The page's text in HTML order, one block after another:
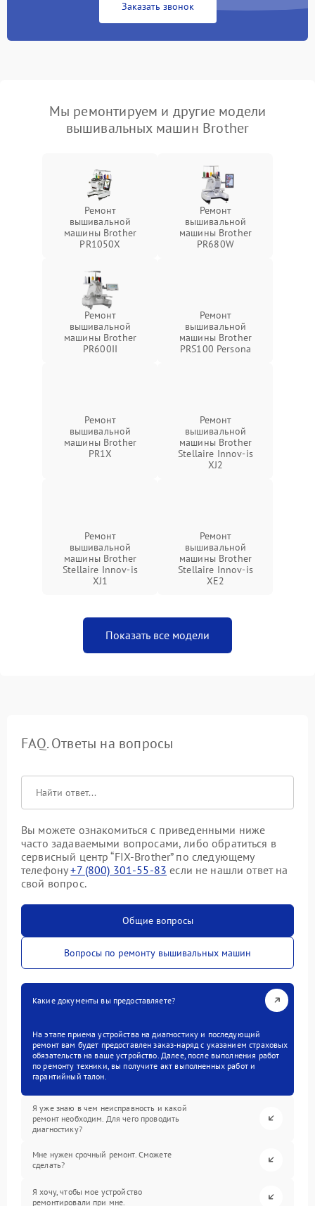
Заказать звонок
Мы ремонтируем и другие модели
вышивальных машин Brother
Ремонт
вышивальной
машины Brother
PR1050X
Ремонт
вышивальной
машины Brother
PR680W
Ремонт
вышивальной
машины Brother
PR600II
Ремонт
вышивальной
машины Brother
PRS100 Persona
Ремонт
вышивальной
машины Brother
PR1X
Ремонт
вышивальной
машины Brother
Stellaire Innov-is
XJ2
Ремонт
вышивальной
машины Brother
Stellaire Innov-is
XJ1
Ремонт
вышивальной
машины Brother
Stellaire Innov-is
XE2
Показать все модели
FAQ. Ответы на вопросы
Вы можете ознакомиться с приведенными ниже
часто задаваемыми вопросами, либо обратиться в
сервисный центр “FIX-Brother” по следующему
телефону+7 (800) 301-55-83 если не нашли ответ на
свой вопрос.
Общие вопросы
Вопросы по ремонту вышивальных машин
Какие документы вы предоставляете?
На этапе приема устройства на диагностику и последующий
ремонт вам будет предоставлен заказ-наряд с указанием страховых
обязательств на ваше устройство. Далее, после выполнения работ
по ремонту техники, вы получите акт выполненных работ и
гарантийный талон.
Я уже знаю в чем неисправность и какой
ремонт необходим. Для чего проводить
диагностику?
Мне нужен срочный ремонт. Сможете
сделать?
Я хочу, чтобы мое устройство
ремонтировали при мне.